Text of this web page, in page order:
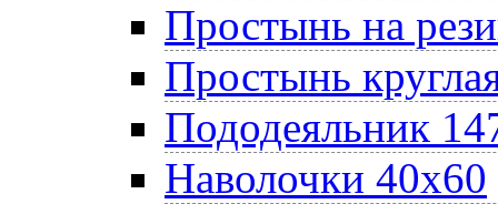
Простынь на
Простынь
Пододеяльник
Наволочки 40х60